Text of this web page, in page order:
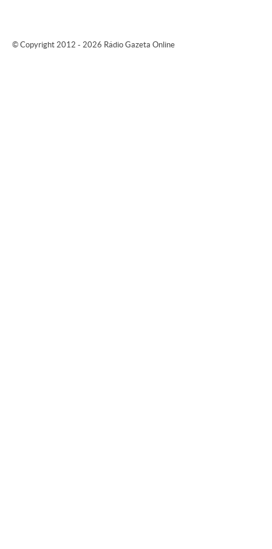
© Copyright 2012 - 2026 Rádio Gazeta Online